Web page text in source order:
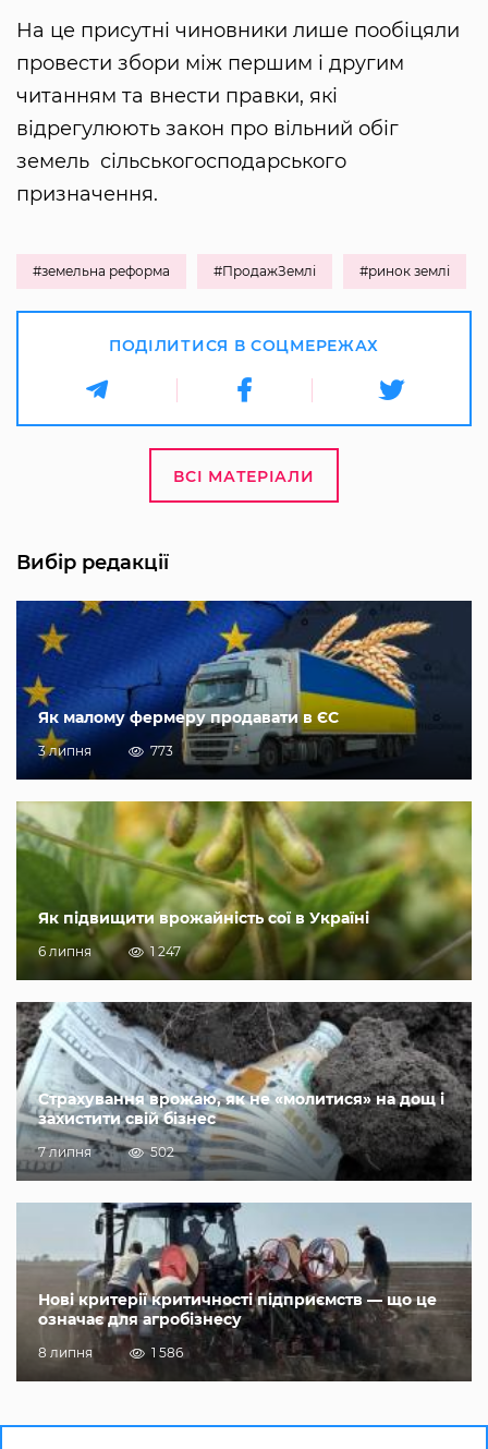
На це присутні чиновники лише пообіцяли
провести збори між першим і другим
читанням та внести правки, які
відрегулюють закон про вільний обіг
земель сільськогосподарського
призначення.
#земельна реформа #ПродажЗемлі #ринок землі
ПОДІЛИТИСЯ В СОЦМЕРЕЖАХ
ВСІ МАТЕРІАЛИ
Вибір редакції
Як малому фермеру продавати в ЄС
3 липня 773
Як підвищити врожайність сої в Україні
6 липня 1 247
Страхування врожаю, як не «молитися» на дощ і
захистити свій бізнес
7 липня 502
Нові критерії критичності підприємств — що це
означає для агробізнесу
8 липня 1 586